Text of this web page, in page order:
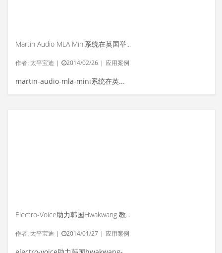
Martin Audio MLA Mini系统在英国举办产品展示活动
作者: 太平宝迪 | 2014/02/26 | 应用案例
martin-audio-mla-mini系统在英国举办产...
Electro-Voice助力韩国Hwakwang 教堂，实现清晰的赞颂和礼拜音质
作者: 太平宝迪 | 2014/01/27 | 应用案例